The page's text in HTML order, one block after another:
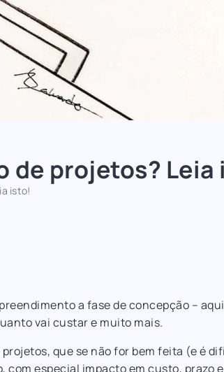
de projetos? Leia
isto!
a fase de concepção –
vai custar e muito mais.
que se não for bem feita (e é
especial impacto em custo, prazo